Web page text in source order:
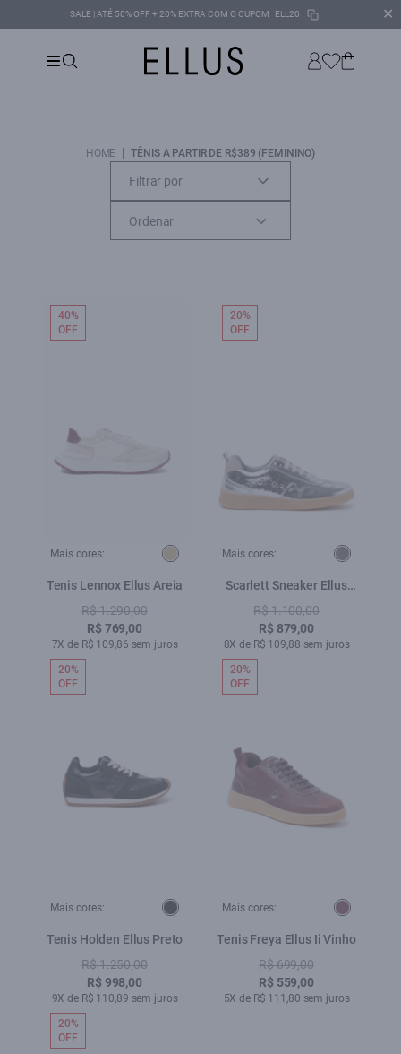
SALE | ATÉ 50% OFF + 20% EXTRA COM O CUPOM ELL20 ✕
HOME | TÊNIS A PARTIR DE R$389 (FEMININO)
Filtrar por
Mais cores:
Tenis Lennox Ellus Areia
R$ 1.290,00
R$ 769,00
7X de R$ 109,86 sem juros
40%
OFF
Mais cores:
Scarlett Sneaker Ellus
Niquel
R$ 1.100,00
R$ 879,00
8X de R$ 109,88 sem juros
20%
OFF
Mais cores:
Tenis Holden Ellus Preto
R$ 1.250,00
R$ 998,00
9X de R$ 110,89 sem juros
20%
OFF
Mais cores:
Tenis Freya Ellus Ii Vinho
R$ 699,00
R$ 559,00
5X de R$ 111,80 sem juros
20%
OFF
20%
OFF